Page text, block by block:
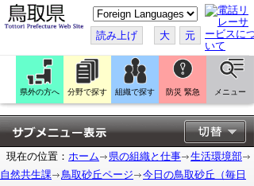
こ
の
ペ
ー
ジ
翻
訳
す
る
読み上げ 大 元
県外の方へ 分野で探す 組織で探す 防災 緊急 メニュー
現在の位置： ホーム 県の組織と仕事
生活環境部
自然共生課
鳥取砂丘ページ
今日の鳥取砂丘（毎日